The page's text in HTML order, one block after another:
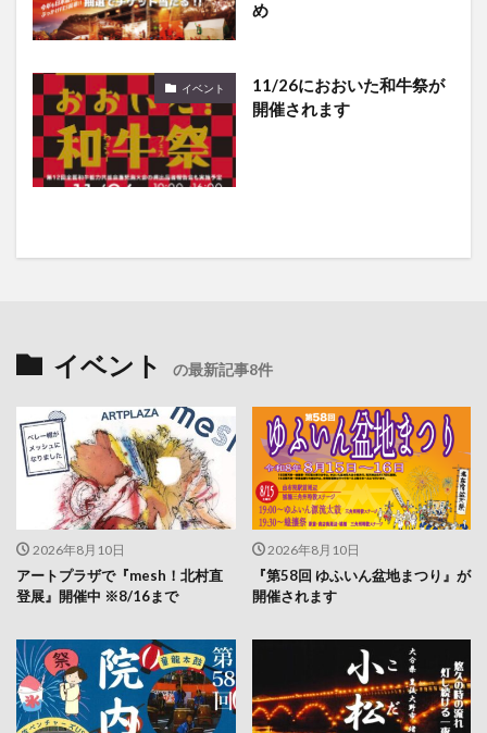
め
イベント
11/26におおいた和牛祭が
開催されます
イベント の最新記事8件
2026年8月10日
アートプラザで『mesh！北村直
登展』開催中 ※8/16まで
2026年8月10日
『第58回 ゆふいん盆地まつり』が
開催されます